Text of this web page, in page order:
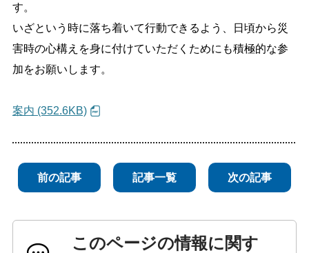
白 黒 黄 青
す。
いざという時に落ち着いて行動できるよう、日頃から災
害時の心構えを身に付けていただくためにも積極的な参
加をお願いします。
案内 (352.6KB)
前の記事 記事一覧 次の記事
このページの情報に関す